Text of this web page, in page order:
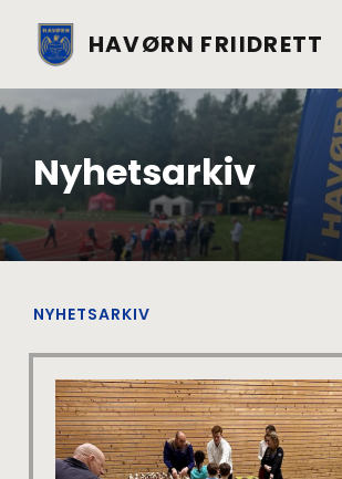
Skip to main content
HAVØRN FRIIDRETT
Nyhetsarkiv
NYHETSARKIV